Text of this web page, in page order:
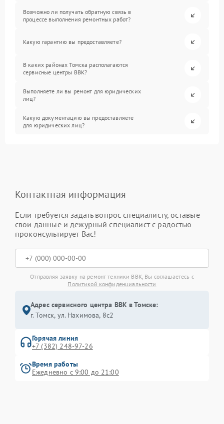
Возможно ли получать обратную связь в
процессе выполнения ремонтных работ?
Какую гарантию вы предоставляете?
В каких районах Томска располагаются
сервисные центры BBK?
Выполняете ли вы ремонт для юридических
лиц?
Какую документацию вы предоставляете
для юридических лиц?
Контактная информация
Если требуется задать вопрос специалисту, оставьте
свои данные и дежурный специалист с радостью
проконсультирует Вас!
Отправляя заявку на ремонт техники BBK, Вы соглашаетесь с
Политикой конфиденциальности
Адрес сервисного центра BBK в Томске:
г. Томск, ул. Нахимова, 8с2
Горячая линия
+7 (382) 248-97-26
Время работы
Ежедневно с 9:00 до 21:00